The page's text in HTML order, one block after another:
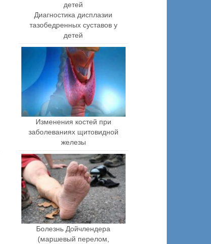
Диагностика дисплазии
тазобедренных суставов у
детей
Изменения костей при
заболеваниях щитовидной
железы
Болезнь Дойчлендера
(маршевый перелом,